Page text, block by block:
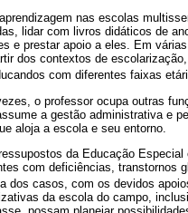
nas escolas
lidar com livros didáticos de
e prestar apoio a eles. Em
dos contextos de
com diferentes faixas
o professor ocupa outras
a gestão administrativa e
aloja a escola e seu entorno.
da Educação
com deficiências, transtornos
dos casos, com os devidos
da escola do campo,